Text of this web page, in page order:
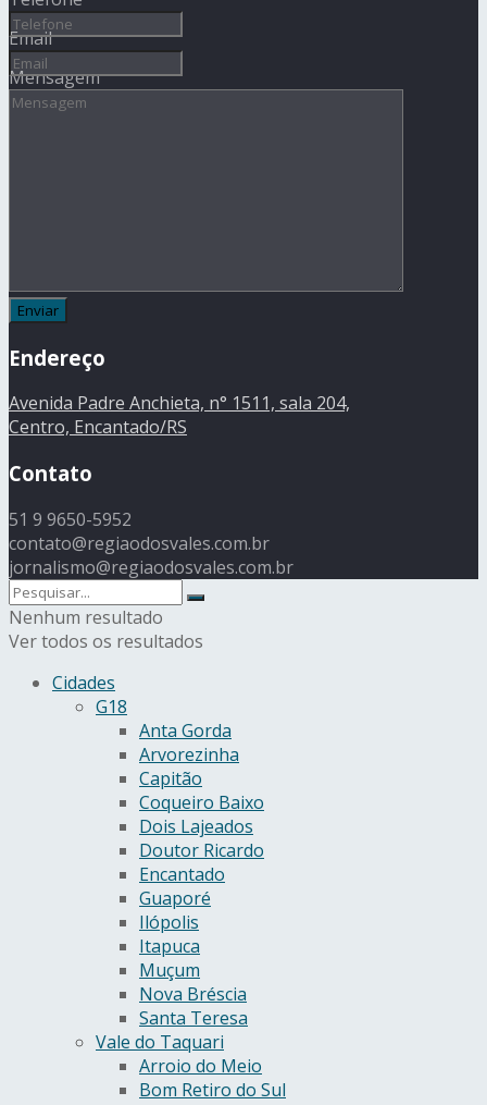
Email
Mensagem
Endereço
Avenida Padre Anchieta, n° 1511, sala 204,
Centro, Encantado/RS
Contato
51 9 9650-5952
contato@regiaodosvales.com.br
jornalismo@regiaodosvales.com.br
Nenhum resultado
Ver todos os resultados
Cidades
G18
Anta Gorda
Arvorezinha
Capitão
Coqueiro Baixo
Dois Lajeados
Doutor Ricardo
Encantado
Guaporé
Ilópolis
Itapuca
Muçum
Nova Bréscia
Santa Teresa
Vale do Taquari
Arroio do Meio
Bom Retiro do Sul